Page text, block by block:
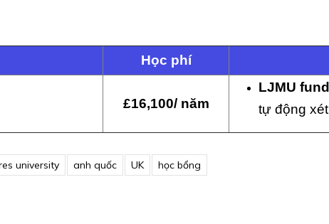
Học phí
£16,100/ năm
LJMU
tự động
university anh quốc UK học bổng